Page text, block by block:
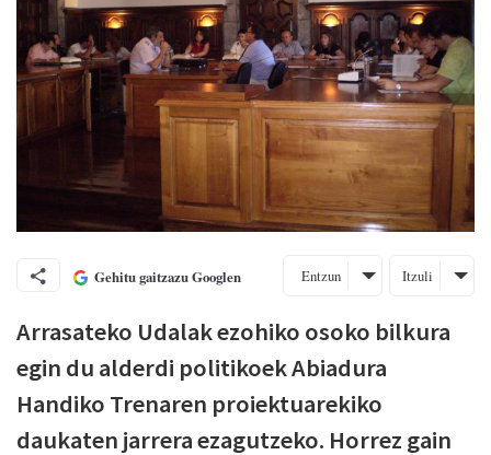
Gehitu gaitzazu Googlen Entzun Itzuli
Arrasateko Udalak ezohiko osoko bilkura
egin du alderdi politikoek Abiadura
Handiko Trenaren proiektuarekiko
daukaten jarrera ezagutzeko. Horrez gain